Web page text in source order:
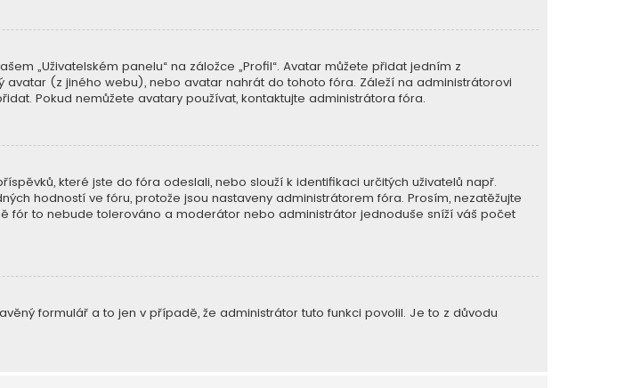
„Uživatelském panelu“ na záložce „Profil“. Avatar můžete přidat jedním z
(z jiného webu), nebo avatar nahrát do tohoto fóra. Záleží na administrátorovi
Pokud nemůžete avatary používat, kontaktujte administrátora fóra.
které jste do fóra odeslali, nebo slouží k identifikaci určitých uživatelů např.
hodností ve fóru, protože jsou nastaveny administrátorem fóra. Prosím, nezatěžujte
fór to nebude tolerováno a moderátor nebo administrátor jednoduše sníží váš počet
formulář a to jen v případě, že administrátor tuto funkci povolil. Je to z důvodu